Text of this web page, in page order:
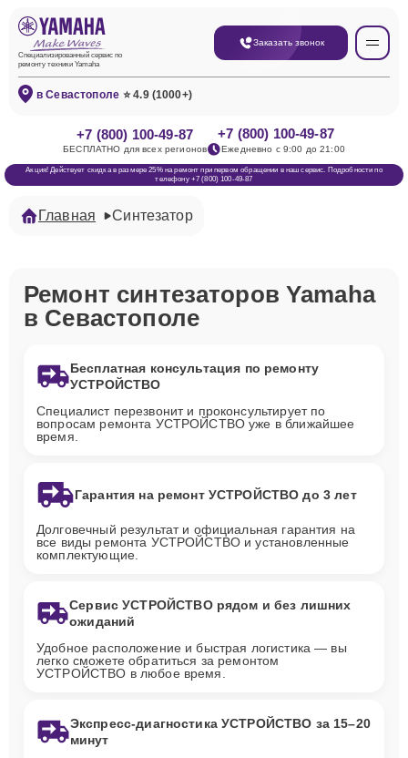
Специализированный сервис по
ремонту техники Yamaha
Заказать звонок
в Севастополе ⭐ 4.9 (1000+)
+7 (800) 100-49-87
БЕСПЛАТНО для всех регионов
+7 (800) 100-49-87
Ежедневно с 9:00 до 21:00
Акция! Действует скидка в размере 25% на ремонт при первом обращении в наш сервис. Подробности по
телефону +7 (800) 100-49-87
Главная Синтезатор
Ремонт синтезаторов Yamaha
в Севастополе
Бесплатная консультация по ремонту
УСТРОЙСТВО
Специалист перезвонит и проконсультирует по
вопросам ремонта УСТРОЙСТВО уже в ближайшее
время.
Гарантия на ремонт УСТРОЙСТВО до 3 лет
Долговечный результат и официальная гарантия на
все виды ремонта УСТРОЙСТВО и установленные
комплектующие.
Сервис УСТРОЙСТВО рядом и без лишних
ожиданий
Удобное расположение и быстрая логистика — вы
легко сможете обратиться за ремонтом
УСТРОЙСТВО в любое время.
Экспресс-диагностика УСТРОЙСТВО за 15–20
минут